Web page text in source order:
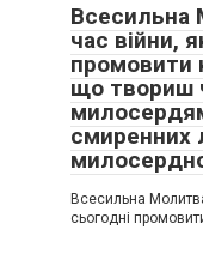
Всесильна
час війни,
промовити
що твориш
смиренних
Всесильна
сьогодні